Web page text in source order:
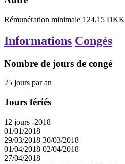
Rémunération minimale 124,15 DKK
Informations Congés
Nombre de jours de congé
25 jours par an
Jours fériés
12 jours -2018
01/01/2018
29/03/2018 30/03/2018
01/04/2018 02/04/2018
27/04/2018